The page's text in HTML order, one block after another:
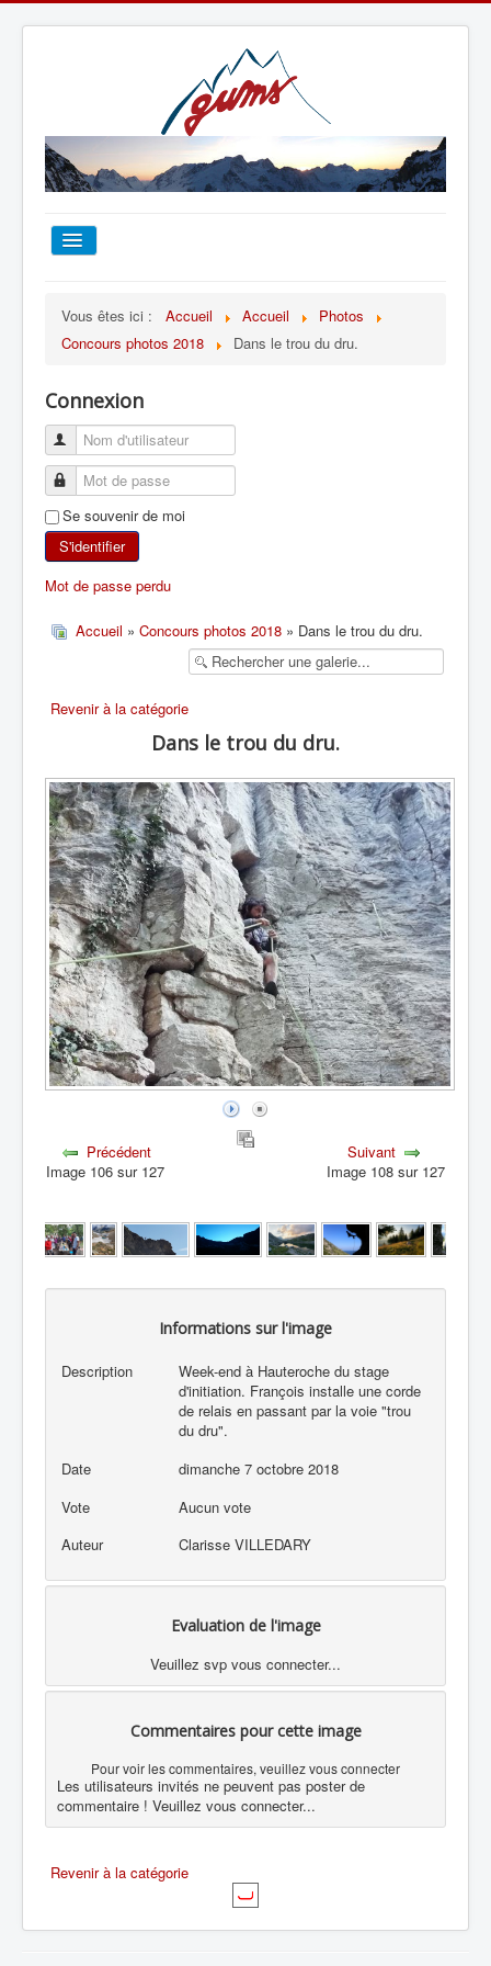
TOUT SUR LE GUMS
ESCALADE
ALPINISME
SKI DE RANDONNÉE
RANDONNÉE SPORTIVE
Vous êtes ici : Accueil Accueil
Photos
Concours photos 2018
Dans le trou du dru.
Connexion
Se souvenir de moi
S'identifier
Mot de passe perdu
Accueil » Concours photos 2018 » Dans le trou du dru.
Revenir à la catégorie
Dans le trou du dru.
Précédent
Image 106 sur 127
Suivant
Image 108 sur 127
Informations sur l'image
Description
Week-end à Hauteroche du stage
d'initiation. François installe une corde
de relais en passant par la voie "trou
du dru".
Date
dimanche 7 octobre 2018
Vote
Aucun vote
Auteur
Clarisse VILLEDARY
Evaluation de l'image
Veuillez svp vous connecter...
Commentaires pour cette image
Pour voir les commentaires, veuillez vous connecter
Les utilisateurs invités ne peuvent pas poster de
commentaire ! Veuillez vous connecter...
Revenir à la catégorie